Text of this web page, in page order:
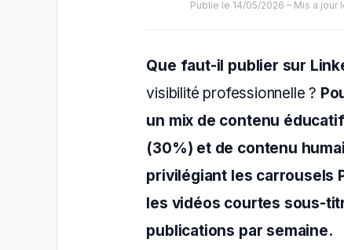
Publie le 14/05/2026 – Mis a jour
Que faut-il publier sur
visibilité professionnelle ?
un mix de contenu
(30%) et de contenu
privilégiant les carrousels
les vidéos courtes sous-
publications par semaine.